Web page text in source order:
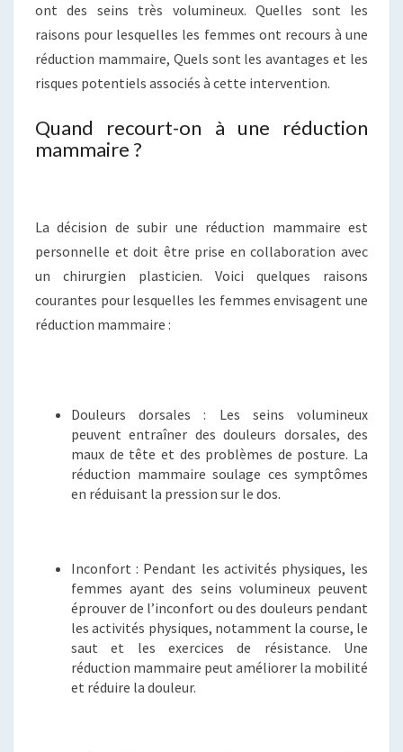
ont des seins très volumineux. Quelles sont les
raisons pour lesquelles les femmes ont recours à une
réduction mammaire, Quels sont les avantages et les
risques potentiels associés à cette intervention.
Quand recourt-on à une réduction
mammaire ?
La décision de subir une réduction mammaire est
personnelle et doit être prise en collaboration avec
un chirurgien plasticien. Voici quelques raisons
courantes pour lesquelles les femmes envisagent une
réduction mammaire :
Douleurs dorsales : Les seins volumineux
peuvent entraîner des douleurs dorsales, des
maux de tête et des problèmes de posture. La
réduction mammaire soulage ces symptômes
en réduisant la pression sur le dos.
Inconfort : Pendant les activités physiques, les
femmes ayant des seins volumineux peuvent
éprouver de l’inconfort ou des douleurs pendant
les activités physiques, notamment la course, le
saut et les exercices de résistance. Une
réduction mammaire peut améliorer la mobilité
et réduire la douleur.